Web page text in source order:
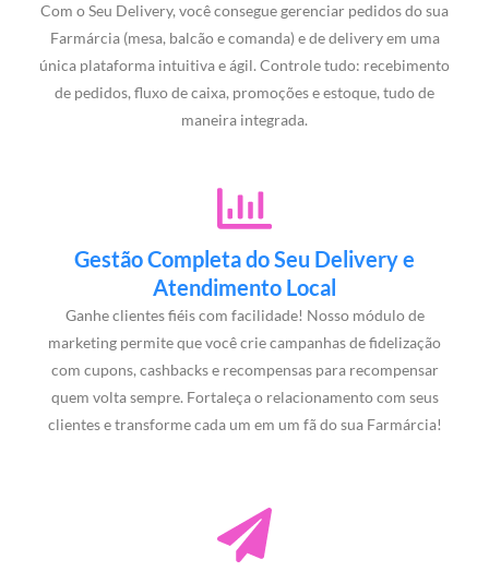
Com o Seu Delivery, você consegue gerenciar pedidos do sua
Farmárcia (mesa, balcão e comanda) e de delivery em uma
única plataforma intuitiva e ágil. Controle tudo: recebimento
de pedidos, fluxo de caixa, promoções e estoque, tudo de
maneira integrada.
Gestão Completa do Seu Delivery e
Atendimento Local
Ganhe clientes fiéis com facilidade! Nosso módulo de
marketing permite que você crie campanhas de fidelização
com cupons, cashbacks e recompensas para recompensar
quem volta sempre. Fortaleça o relacionamento com seus
clientes e transforme cada um em um fã do sua Farmárcia!